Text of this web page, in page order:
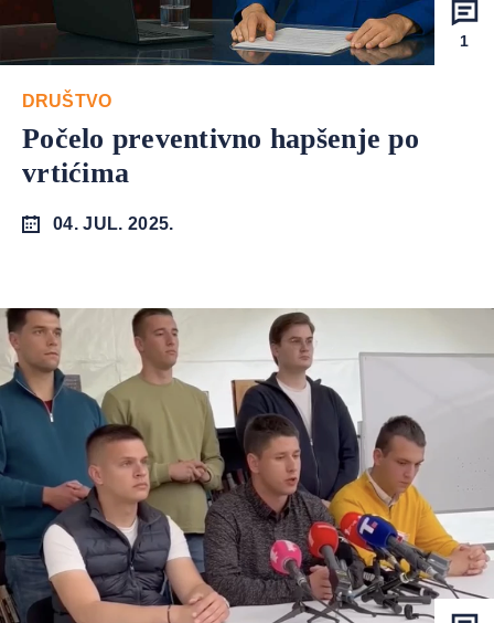
1
DRUŠTVO
Počelo preventivno hapšenje po
vrtićima
04. JUL. 2025.